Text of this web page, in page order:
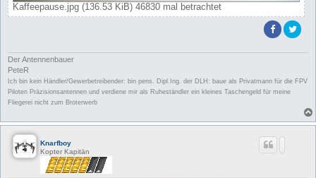
Kaffeepause.jpg (136.53 KiB) 46830 mal betrachtet
Der Antennenbauer
PeteR
Ich bin kein Händler/Gewerbetreibender: bin pens. Dipl.Ing. der DLH: baue als Privatmann für die FPV
Piloten Präzisionsantennen und verdiene mir als Ruheständler ein kleines Taschengeld für meine
Fliegerei nicht zum Broterwerb
Knarfboy
Kopter Kapitän